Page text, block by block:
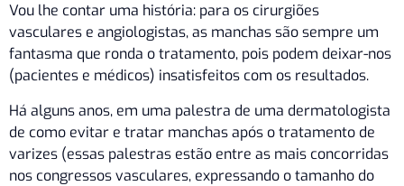
Vou lhe contar uma história: para os cirurgiões
vasculares e angiologistas, as manchas são sempre um
fantasma que ronda o tratamento, pois podem deixar-nos
(pacientes e médicos) insatisfeitos com os resultados.
Há alguns anos, em uma palestra de uma dermatologista
de como evitar e tratar manchas após o tratamento de
varizes (essas palestras estão entre as mais concorridas
nos congressos vasculares, expressando o tamanho do